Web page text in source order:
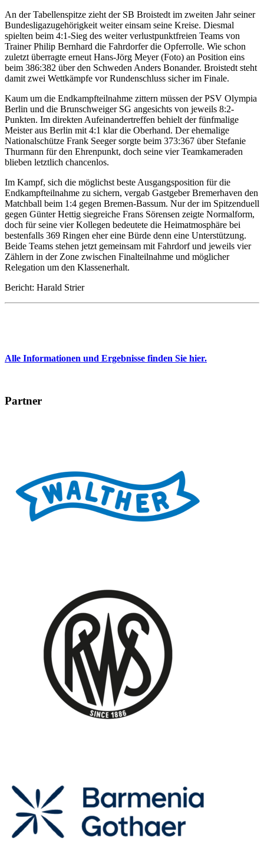
An der Tabellenspitze zieht der SB Broistedt im zweiten Jahr seiner
Bundesligazugehörigkeit weiter einsam seine Kreise. Diesmal
spielten beim 4:1-Sieg des weiter verlustpunktfreien Teams von
Trainer Philip Bernhard die Fahrdorfer die Opferrolle. Wie schon
zuletzt überragte erneut Hans-Jörg Meyer (Foto) an Position eins
beim 386:382 über den Schweden Anders Bonander. Broistedt steht
damit zwei Wettkämpfe vor Rundenschluss sicher im Finale.
Kaum um die Endkampfteilnahme zittern müssen der PSV Olympia
Berlin und die Brunschweiger SG angesichts von jeweils 8:2-
Punkten. Im direkten Aufeinandertreffen behielt der fünfmalige
Meister aus Berlin mit 4:1 klar die Oberhand. Der ehemalige
Nationalschütze Frank Seeger sorgte beim 373:367 über Stefanie
Thurmann für den Ehrenpunkt, doch seine vier Teamkameraden
blieben letztlich chancenlos.
Im Kampf, sich die möglichst beste Ausgangsposition für die
Endkampfteilnahme zu sichern, vergab Gastgeber Bremerhaven den
Matchball beim 1:4 gegen Bremen-Bassum. Nur der im Spitzenduell
gegen Günter Hettig siegreiche Frans Sörensen zeigte Normalform,
doch für seine vier Kollegen bedeutete die Heimatmosphäre bei
bestenfalls 369 Ringen eher eine Bürde denn eine Unterstützung.
Beide Teams stehen jetzt gemeinsam mit Fahrdorf und jeweils vier
Zählern in der Zone zwischen Finalteilnahme und möglicher
Relegation um den Klassenerhalt.
Bericht: Harald Strier
Alle Informationen und Ergebnisse finden Sie hier.
Partner